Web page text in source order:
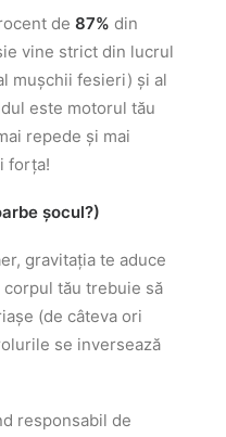
de 87% din
vine strict din lucrul
mușchii fesieri) și al
este motorul tău
repede și mai
forța!
șocul?)
gravitația te aduce
tău trebuie să
(de câteva ori
se inversează
responsabil de